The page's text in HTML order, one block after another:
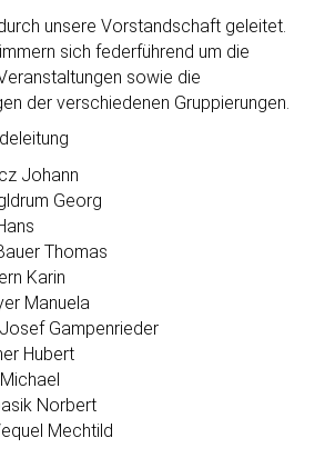
unsere Vorstandschaft geleitet.
sich federführend um die
sowie die
der verschiedenen Gruppierungen.
Johann
Georg
Thomas
Karin
Manuela
Gampenrieder
Hubert
Norbert
Mechtild